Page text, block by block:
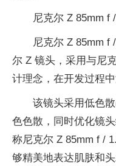
尼克尔 Z 85mm f
尼克尔 Z 85mm f
尔 Z 镜头，采用与尼
计理念，在开发过程中
该镜头采用低色
色色散，同时优化镜
称尼克尔 Z 85mm f /
够精美地表达肌肤和